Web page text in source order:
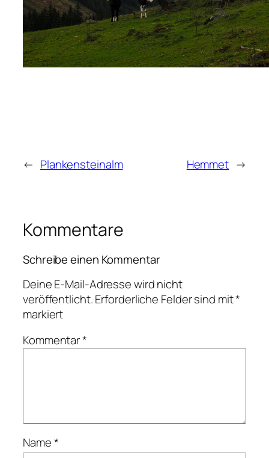
← Plankensteinalm Hemmet →
Kommentare
Schreibe einen Kommentar
Deine E-Mail-Adresse wird nicht
veröffentlicht.Erforderliche Felder sind mit*
markiert
Kommentar*
Name*